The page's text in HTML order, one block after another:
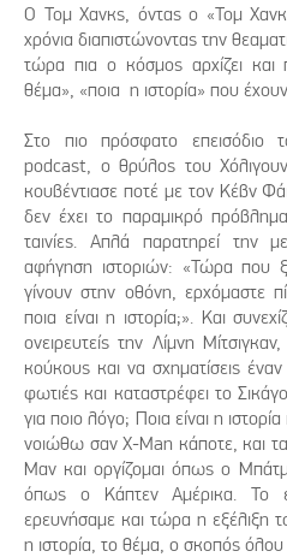
O Τομ Χανκς, όντας ο «Τομ
χρόνια διαπιστώνοντας την
τώρα πια ο κόσμος αρχίζει και
θέμα», «ποια η ιστορία» που έχουν
Στο πιο πρόσφατο επεισόδιο
podcast, ο θρύλος του
κουβέντιασε ποτέ με τον Κέβν
δεν έχει το παραμικρό
ταινίες. Απλά παρατηρεί την
αφήγηση ιστοριών: «Τώρα που
γίνουν στην οθόνη, ερχόμαστε
ποια είναι η ιστορία;». Και
ονειρευτείς την Λίμνη
κούκους και να σχηματίσεις
φωτιές και καταστρέφει το
για ποιο λόγο; Ποια είναι η
νοιώθω σαν Χ-Man κάποτε, και
Μαν και οργίζομαι όπως ο
όπως ο Κάπτεν Αμέρικα. Το
ερευνήσαμε και τώρα η εξέλιξη
η ιστορία, το θέμα, ο σκοπός